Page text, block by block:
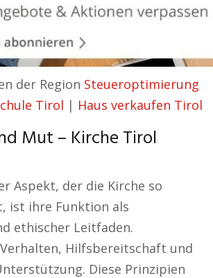
der Region Steueroptimierung
Tirol | Haus verkaufen Tirol
Mut – Kirche Tirol
Aspekt, der die Kirche so
ist ihre Funktion als
ethischer Leitfaden.
Hilfsbereitschaft und
Diese Prinzipien